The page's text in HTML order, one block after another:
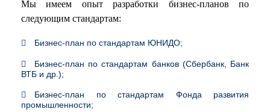
Мы имеем опыт разработки бизнес-планов по
следующим стандартам:
Бизнес-план по стандартам ЮНИДО;
Бизнес-план по стандартам банков (Сбербанк, Банк
ВТБ и др.);
Бизнес-план по стандартам Фонда развития
промышленности;